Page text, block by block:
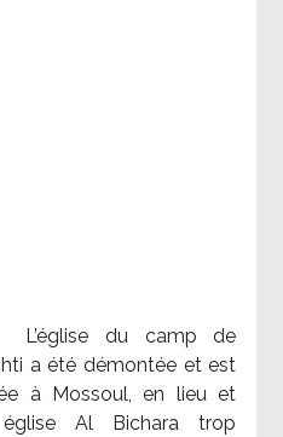
L’église du camp de
a été démontée et est
à Mossoul, en lieu et
Al Bichara trop